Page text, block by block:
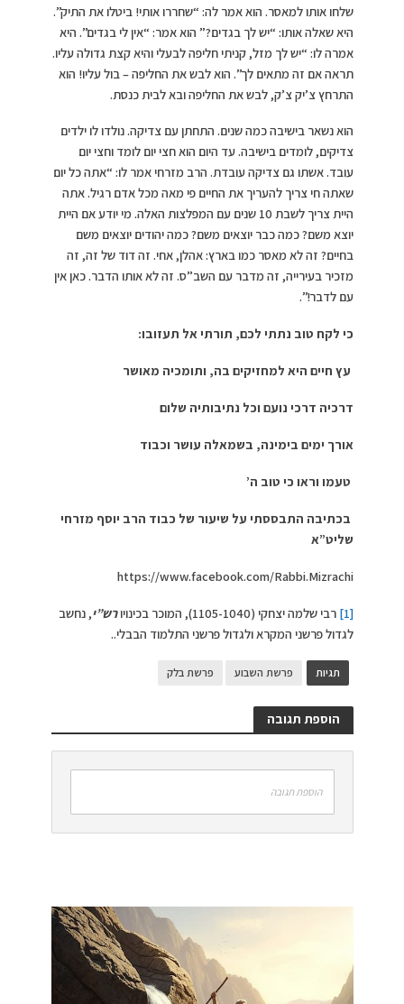
שלחו אותו למאסר. הוא אמר לה: “שחררו אותי! ביטלו את התיק”.
היא שאלה אותו: “יש לך בגדים?” הוא אמר: “אין לי בגדים”. היא
אמרה לו: “יש לך מזל, קניתי חליפה לבעלי והיא קצת גדולה עליו.
תראה אם זה מתאים לך”. הוא לבש את החליפה – בול עליו! הוא
התרחץ צ’יק צ’ק, לבש את החליפה ובא לבית כנסת.
הוא נשאר בישיבה כמה שנים. התחתן עם צדיקה. נולדו לו ילדים
צדיקים, לומדים בישיבה. עד היום הוא חצי יום לומד וחצי יום
עובד. אשתו גם צדיקה עובדת. הרב מזרחי אמר לו: “אתה כל יום
שאתה חי צריך להעריך את החיים פי מאה מכל אדם רגיל. אתה
היית צריך לשבת 10 שנים עם המפלצות האלה. מי יודע אם היית
יוצא משם? כמה כבר יוצאים משם? כמה יהודים יוצאים משם
בחיים? זה לא מאסר כמו בארץ: אהלן, אחי. זה דוד של זה, זה
מזכיר בעירייה, זה מדבר עם השב”ס. זה לא אותו הדבר. כאן אין
עם לדבר!”.
כי לקח טוב נתתי לכם, תורתי אל תעזובו:
עץ חיים היא למחזיקים בה, ותומכיה מאושר
דרכיה דרכי נועם וכל נתיבותיה שלום
אורך ימים בימינה, בשמאלה עושר וכבוד
טעמו וראו כי טוב ה’
בכתיבה התבססתי על שיעור של כבוד הרב יוסף מזרחי
שליט”א
https://www.facebook.com/Rabbi.Mizrachi
[1] רבי שלמה יצחקי (1105-1040), המוכר בכינויו רש”י, נחשב
לגדול פרשני המקרא ולגדול פרשני התלמוד הבבלי..
תגיות פרשת השבוע פרשת בלק
הוספת תגובה
הוספת תגובה